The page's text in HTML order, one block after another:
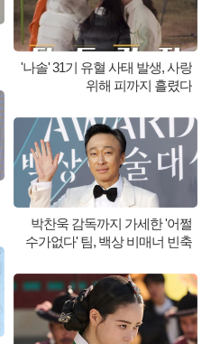
'나솔' 31기 유혈 사태 발생, 사랑
위해 피까지 흘렸다
박찬욱 감독까지 가세한 '어쩔
수가없다' 팀, 백상 비매너 빈축